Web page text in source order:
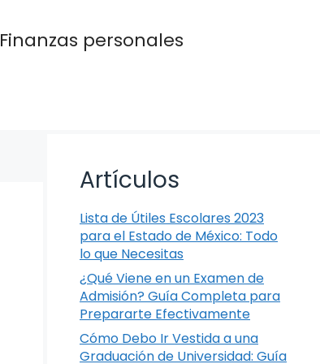
Finanzas personales
Artículos
Lista de Útiles Escolares 2023
para el Estado de México: Todo
lo que Necesitas
¿Qué Viene en un Examen de
Admisión? Guía Completa para
Prepararte Efectivamente
Cómo Debo Ir Vestida a una
Graduación de Universidad: Guía